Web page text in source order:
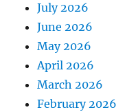
July 2026
June 2026
May 2026
April 2026
March 2026
February 2026